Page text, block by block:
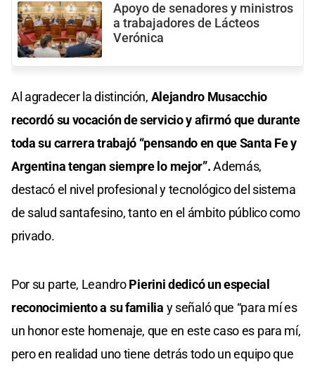
Apoyo de senadores y ministros
a trabajadores de Lácteos
Verónica
Al agradecer la distinción, Alejandro Musacchio
recordó su vocación de servicio y afirmó que durante
toda su carrera trabajó “pensando en que Santa Fe y
Argentina tengan siempre lo mejor”.Además,
destacó el nivel profesional y tecnológico del sistema
de salud santafesino, tanto en el ámbito público como
privado.
Por su parte, LeandroPierini dedicó un especial
reconocimiento a su familia y señaló que “para mí es
un honor este homenaje, que en este caso es para mí,
pero en realidad uno tiene detrás todo un equipo que